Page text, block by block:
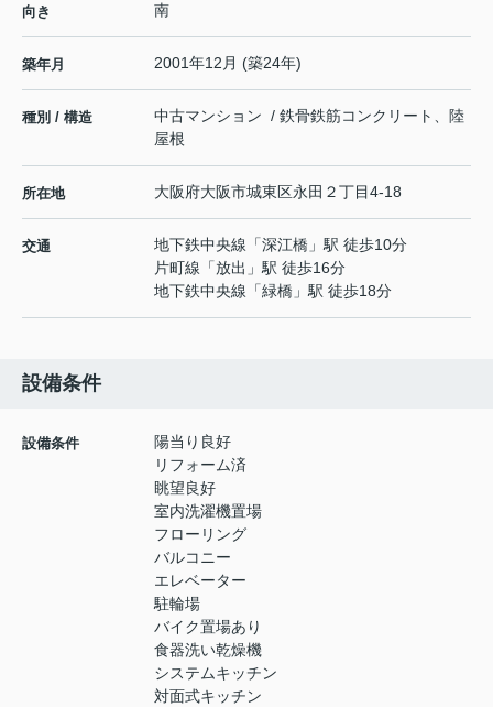
向き 南
築年月 2001年12月 (築24年)
種別 / 構造
中古マンション / 鉄骨鉄筋コンクリート、陸
屋根
所在地 大阪府大阪市城東区永田 ２丁目4-18
交通 地下鉄中央線 「深江橋 」駅 徒歩10分
片町線 「放出 」駅 徒歩16分
地下鉄中央線 「緑橋 」駅 徒歩18分
設備条件
設備条件
陽当り良好
リフォーム済
眺望良好
室内洗濯機置場
フローリング
バルコニー
エレベーター
駐輪場
バイク置場あり
食器洗い乾燥機
システムキッチン
対面式キッチン